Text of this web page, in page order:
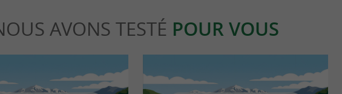
AVONS TESTÉ POUR VOUS